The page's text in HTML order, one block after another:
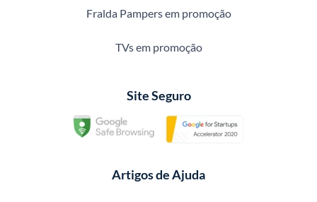
Fralda Pampers em promoção
TVs em promoção
Site Seguro
Artigos de Ajuda